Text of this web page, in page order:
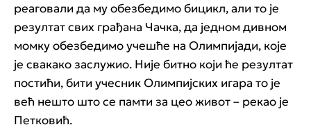
реаговали да му обезбедимо бицикл, али то је
резултат свих грађана Чачка, да једном дивном
момку обезбедимо учешће на Олимпијади, које
је свакако заслужио. Није битно који ће резултат
постићи, бити учесник Олимпијских игара то је
већ нешто што се памти за цео живот – рекао је
Петковић.